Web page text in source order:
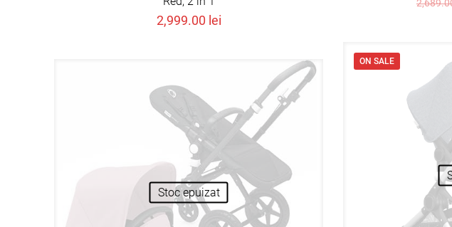
2,999.00 lei
ON SALE
Stoc epuizat